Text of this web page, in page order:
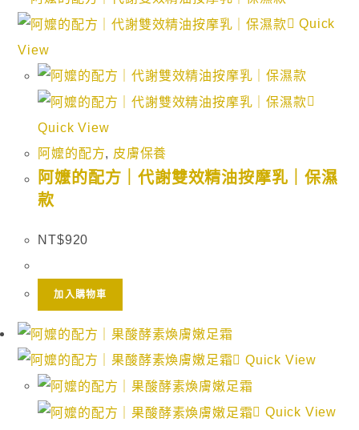
Quick
View
Quick View
阿嬤的配方, 皮膚保養
阿嬤的配方｜代謝雙效精油按摩乳｜保濕
款
NT$920
加入購物車
Quick View
Quick View